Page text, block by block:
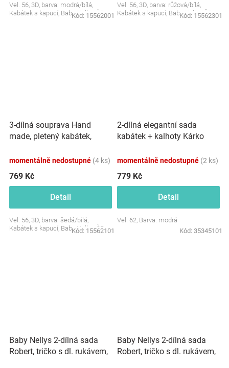
Vel. 56, 3D, barva: modrá/bílá,
Kabátek s kapucí, Baby Nellys ČR
Kód: 15562001
Vel. 56, 3D, barva: růžová/bílá,
Kabátek s kapucí, Baby Nellys ČR
Kód: 15562301
3-dílná souprava Hand
made, pletený kabátek,
momentálně nedostupné (4 ks)
769 Kč
Detail
Vel. 56, 3D, barva: šedá/bílá,
Kabátek s kapucí, Baby Nellys ČR
Kód: 15562101
2-dílná elegantní sada
kabátek + kalhoty Kárko
momentálně nedostupné (2 ks)
779 Kč
Detail
Vel. 62, Barva: modrá
Kód: 35345101
Baby Nellys 2-dílná sada
Robert, tričko s dl. rukávem,
Baby Nellys 2-dílná sada
Robert, tričko s dl. rukávem,